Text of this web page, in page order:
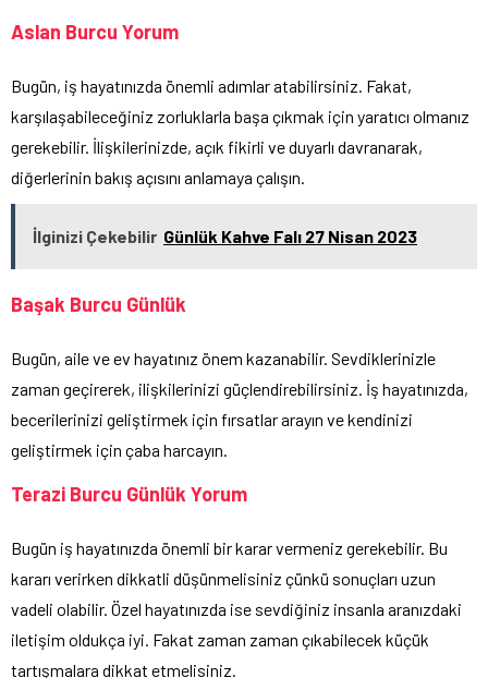
Aslan Burcu Yorum
Bugün, iş hayatınızda önemli adımlar atabilirsiniz. Fakat,
karşılaşabileceğiniz zorluklarla başa çıkmak için yaratıcı olmanız
gerekebilir. İlişkilerinizde, açık fikirli ve duyarlı davranarak,
diğerlerinin bakış açısını anlamaya çalışın.
İlginizi Çekebilir Günlük Kahve Falı 27 Nisan 2023
Başak Burcu Günlük
Bugün, aile ve ev hayatınız önem kazanabilir. Sevdiklerinizle
zaman geçirerek, ilişkilerinizi güçlendirebilirsiniz. İş hayatınızda,
becerilerinizi geliştirmek için fırsatlar arayın ve kendinizi
geliştirmek için çaba harcayın.
Terazi Burcu Günlük Yorum
Bugün iş hayatınızda önemli bir karar vermeniz gerekebilir. Bu
kararı verirken dikkatli düşünmelisiniz çünkü sonuçları uzun
vadeli olabilir. Özel hayatınızda ise sevdiğiniz insanla aranızdaki
iletişim oldukça iyi. Fakat zaman zaman çıkabilecek küçük
tartışmalara dikkat etmelisiniz.